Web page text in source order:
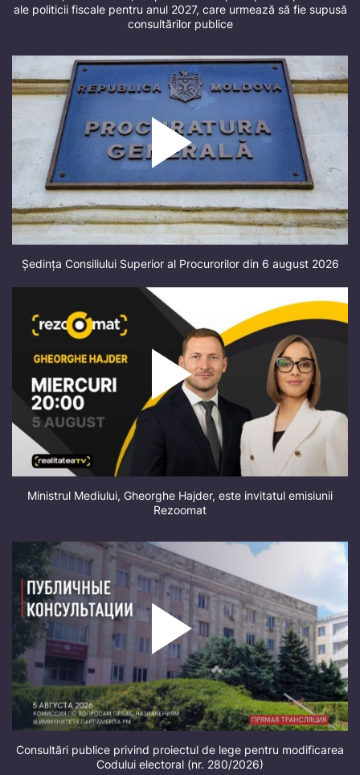
ale politicii fiscale pentru anul 2027, care urmează să fie supusă
consultărilor publice
Ședința Consiliului Superior al Procurorilor din 6 august 2026
Ministrul Mediului, Gheorghe Hajder, este invitatul emisiunii
Rezoomat
Consultări publice privind proiectul de lege pentru modificarea
Codului electoral (nr. 280/2026)